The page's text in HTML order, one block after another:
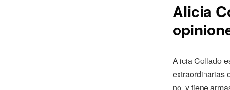
Alicia
Alicia Collado
extraordinarias
no, y tiene